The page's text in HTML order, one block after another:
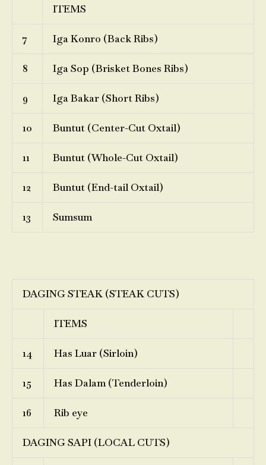
ITEMS
7 Iga Konro (Back Ribs)
8 Iga Sop (Brisket Bones Ribs)
9 Iga Bakar (Short Ribs)
10 Buntut (Center-Cut Oxtail)
11 Buntut (Whole-Cut Oxtail)
12 Buntut (End-tail Oxtail)
13 Sumsum
DAGING STEAK (STEAK CUTS)
ITEMS
14 Has Luar (Sirloin)
15 Has Dalam (Tenderloin)
16 Rib eye
DAGING SAPI (LOCAL CUTS)